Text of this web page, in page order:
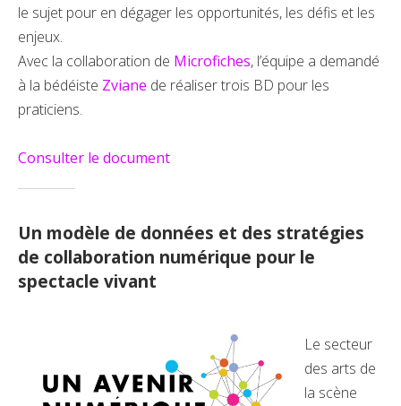
le sujet pour en dégager les opportunités, les défis et les
enjeux.
Avec la collaboration de Microfiches, l’équipe a demandé
à la bédéiste Zviane de réaliser trois BD pour les
praticiens.
Consulter le document
Un modèle de données et des stratégies
de collaboration numérique pour le
spectacle vivant
Le secteur
des arts de
la scène